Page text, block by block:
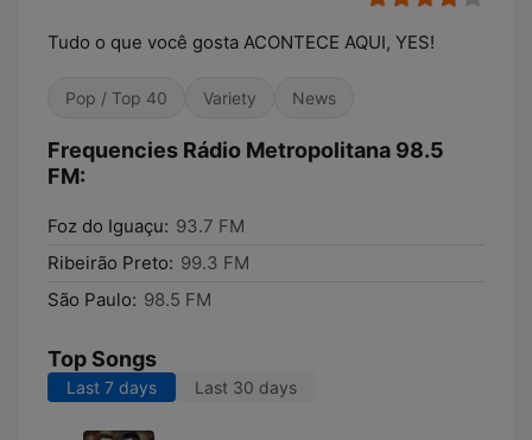
Tudo o que você gosta ACONTECE AQUI, YES!
Pop / Top 40 Variety News
Frequencies Rádio Metropolitana 98.5
FM:
Foz do Iguaçu: 93.7 FM
Ribeirão Preto: 99.3 FM
São Paulo: 98.5 FM
Top Songs
Last 7 days Last 30 days